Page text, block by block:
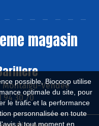
possible, Biocoop utilise
optimale du site, pour
le trafic et la performance
personnalisée en toute
à tout moment en
magasin
Vendée
94 30 70